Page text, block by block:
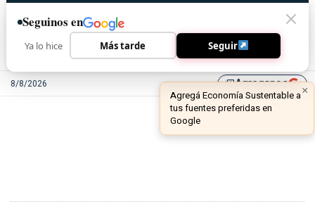
8/8/2026 library_addAgreganos
Seguinos en
Ya lo hice Más tarde Seguir